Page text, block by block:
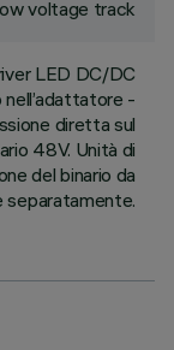
voltage track
LED DC/DC
-
diretta sul
48V. Unità di
del binario da
separatamente.